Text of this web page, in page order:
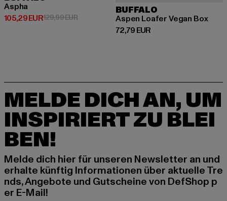
Aspha
105,29 EUR
Derzeitiger Preis: 105,29 EUR
129,99 EURAktionspreis: 129,99 EUR
BUFFALO
Aspen Loafer Vegan Box
72,79 EUR
Derzeitiger Preis: 72,79 EUR
MELDE DICH AN, UM
INSPIRIERT ZU BLEI
BEN!
Melde dich hier für unseren Newsletter an und
erhalte künftig Informationen über aktuelle Tre
nds, Angebote und Gutscheine von DefShop p
er E-Mail!